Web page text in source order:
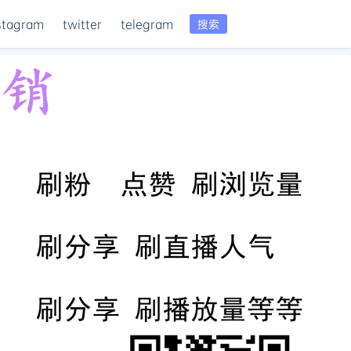
搜索
twitter telegram